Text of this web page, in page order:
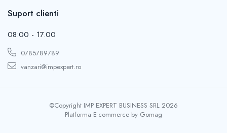
Suport clienti
08:00 - 17.00
0785789789
vanzari@impexpert.ro
©Copyright IMP EXPERT BUSINESS SRL 2026
Platforma E-commerce by Gomag